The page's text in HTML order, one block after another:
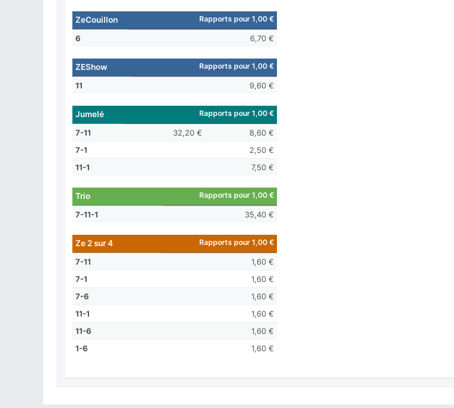
ZeCouillon Rapports pour 1,00 €
6 6,70 €
ZEShow Rapports pour 1,00 €
11 9,60 €
Jumelé Rapports pour 1,00 €
7-11 32,20 €
8,60 €
7-1
2,50 €
11-1
7,50 €
Trio Rapports pour 1,00 €
7-11-1 35,40 €
Ze 2 sur 4 Rapports pour 1,00 €
7-11
1,60 €
7-1
1,60 €
7-6
1,60 €
11-1
1,60 €
11-6
1,60 €
1-6
1,60 €